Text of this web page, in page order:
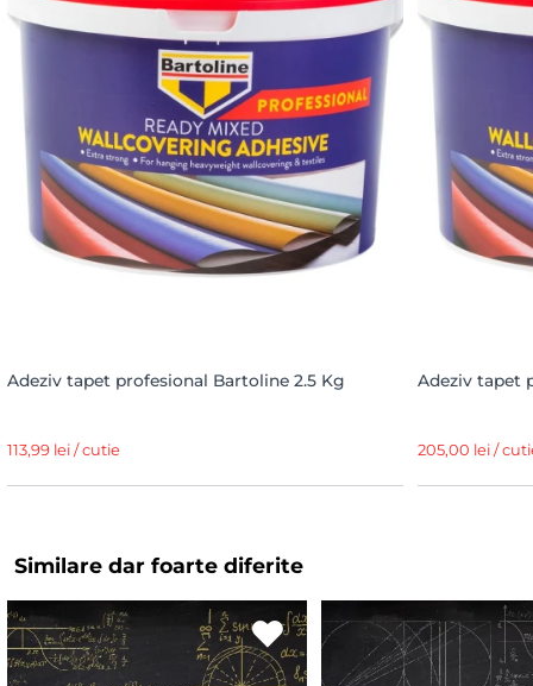
Adeziv tapet profesional Bartoline 2.5 Kg
113,99 lei / cutie
Adeziv tapet
205,00 lei /
Similare dar foarte diferite